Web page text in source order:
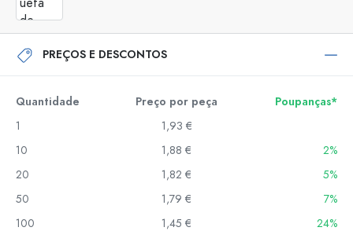
PREÇOS E DESCONTOS
Quantidade Preço por peça
Poupanças*
1
1,93 €
10
1,88 €
2%
20
1,82 €
5%
50
1,79 €
7%
100
1,45 €
24%